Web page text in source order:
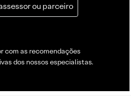
ou parceiro
com as recomendações
dos nossos especialistas.